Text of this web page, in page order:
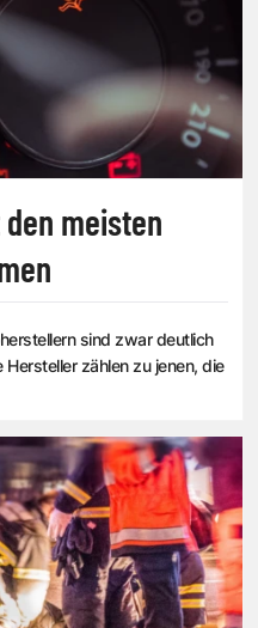
meisten
sind zwar deutlich
zählen zu jenen, die